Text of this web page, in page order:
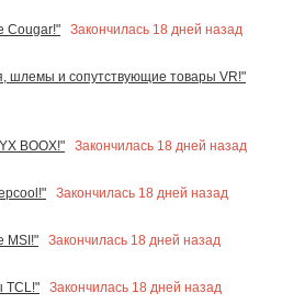
Cougar!"
Закончилась 18 дней назад
шлемы и сопутствующие товары VR!"
BOOX!"
Закончилась 18 дней назад
Закончилась 18 дней назад
MSI!"
Закончилась 18 дней назад
TCL!"
Закончилась 18 дней назад